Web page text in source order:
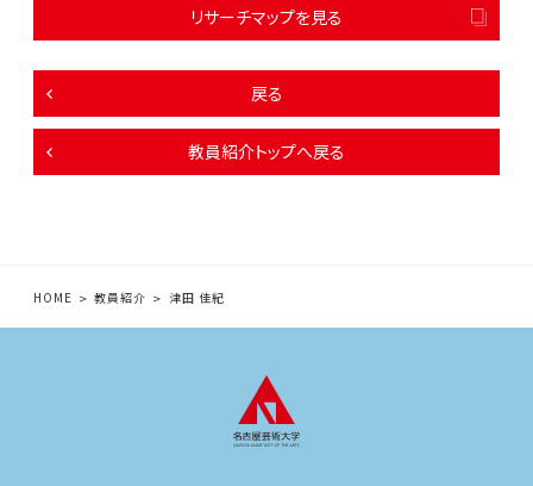
リサーチマップを見る
戻る
教員紹介トップへ戻る
HOME 教員紹介 津田 佳紀